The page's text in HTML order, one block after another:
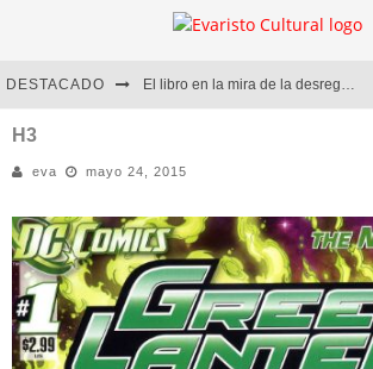
DESTACADO El libro en la mira de la desregulación
Diego Meret | Hotel Acapulco
Alejandra Correa | La nieve
H3
eva mayo 24, 2015